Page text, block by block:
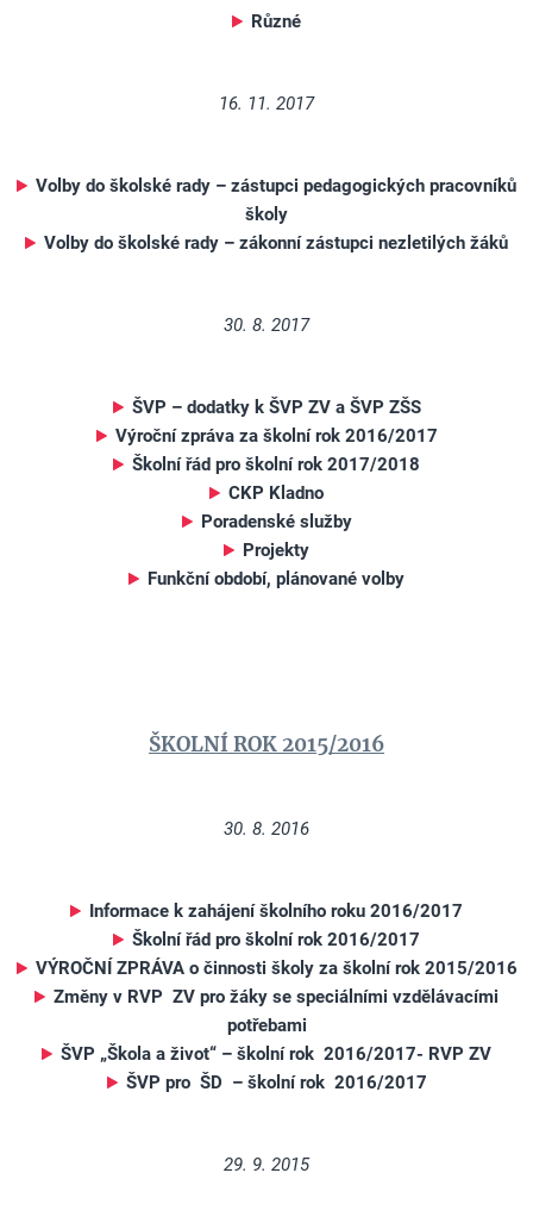
Různé
16. 11. 2017
Volby do školské rady – zástupci pedagogických pracovníků
školy
Volby do školské rady – zákonní zástupci nezletilých žáků
30. 8. 2017
ŠVP – dodatky k ŠVP ZV a ŠVP ZŠS
Výroční zpráva za školní rok 2016/2017
Školní řád pro školní rok 2017/2018
CKP Kladno
Poradenské služby
Projekty
Funkční období, plánované volby
ŠKOLNÍ ROK 2015/2016
30. 8. 2016
Informace k zahájení školního roku 2016/2017
Školní řád pro školní rok 2016/2017
VÝROČNÍ ZPRÁVA o činnosti školy za školní rok 2015/2016
Změny v RVP ZV pro žáky se speciálními vzdělávacími
potřebami
ŠVP „Škola a život“ – školní rok 2016/2017- RVP ZV
ŠVP pro ŠD – školní rok 2016/2017
29. 9. 2015